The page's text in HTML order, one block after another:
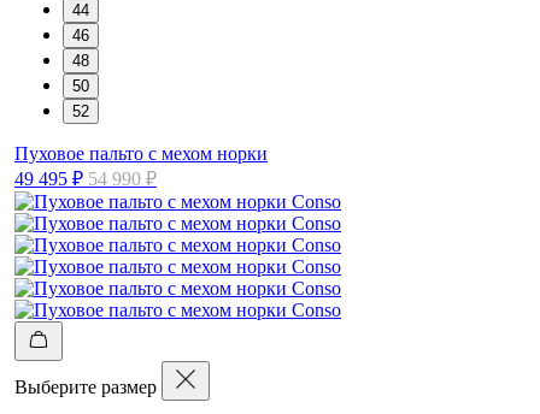
44
46
48
50
52
Пуховое пальто с мехом норки
49 495 ₽ 54 990 ₽
Выберите размер